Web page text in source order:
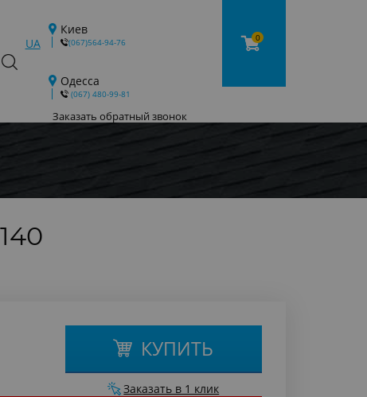
UA
Киев
(067)564-94-76
Одесса
‎ (067) 480-99-81
Заказать обратный звонок
0
КУПИТЬ
Заказать в 1 клик